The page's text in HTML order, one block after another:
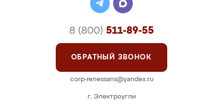
г. Электроугли
8 (800) 511-89-55
ОБРАТНЫЙ ЗВОНОК
corp-renessans@yandex.ru